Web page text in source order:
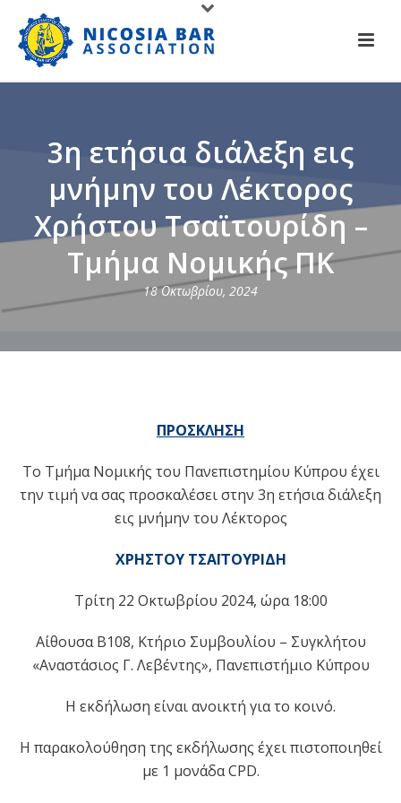
3η ετήσια διάλεξη εις
μνήμην του Λέκτορος
Χρήστου Τσαϊτουρίδη –
Τμήμα Νομικής ΠΚ
18 Οκτωβρίου, 2024
ΠΡΟΣΚΛΗΣΗ
Το Τμήμα Νομικής του Πανεπιστημίου Κύπρου έχει
την τιμή να σας προσκαλέσει στην 3η ετήσια διάλεξη
εις μνήμην του Λέκτορος
ΧΡΗΣΤΟΥ ΤΣΑΪΤΟΥΡΙΔΗ
Τρίτη 22 Οκτωβρίου 2024, ώρα 18:00
Αίθουσα Β108, Κτήριο Συμβουλίου – Συγκλήτου
«Αναστάσιος Γ. Λεβέντης», Πανεπιστήμιο Κύπρου
Η εκδήλωση είναι ανοικτή για το κοινό.
Η παρακολούθηση της εκδήλωσης έχει πιστοποιηθεί
με 1 μονάδα CPD.